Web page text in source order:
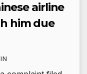
airline
him due